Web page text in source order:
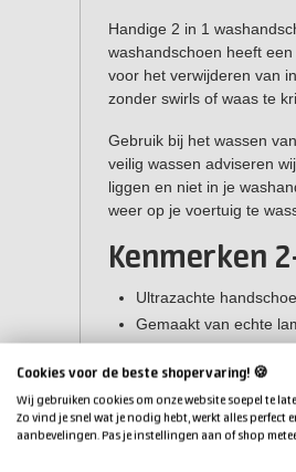
Handige 2 in 1
washandschoen heeft
voor het verwijderen van
zonder swirls of waas te
Gebruik bij het wassen
veilig wassen adviseren
liggen en niet in je
weer op je voertuig te
Kenmerken
Ultrazachte
Gemaakt van echte
Vermindert
Cookies voor de beste shopervaring! 🍪
Wij gebruiken cookies om onze website soepel te
Zo vind je snel wat je nodig hebt, werkt alles perfect
aanbevelingen. Pas je instellingen aan of shop